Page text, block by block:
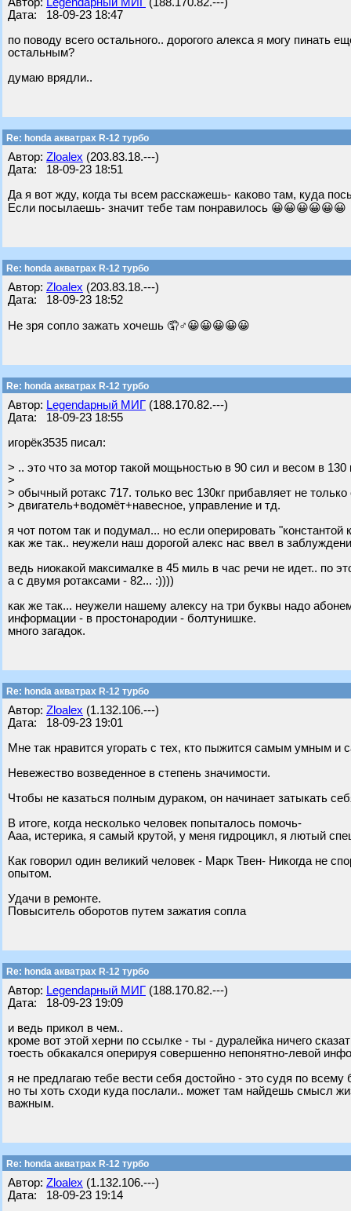
Дата: 18-09-23 18:47
по поводу всего остального.. дорогого алекса я могу пинать
остальным?
думаю врядли..
Re: honda акватрах R-12 турбо
Автор: Zloalex (203.83.18.---)
Дата: 18-09-23 18:51
Да я вот жду, когда ты всем расскажешь- каково там, куда
Если посылаешь- значит тебе там понравилось 😀😀😀😀😀😀
Re: honda акватрах R-12 турбо
Автор: Zloalex (203.83.18.---)
Дата: 18-09-23 18:52
Не зря сопло зажать хочешь 🤦♂😀😀😀😀😀
Re: honda акватрах R-12 турбо
Автор: Legendарный МИГ (188.170.82.---)
Дата: 18-09-23 18:55
игорёк3535 писал:
> .. это что за мотор такой мощьностью в 90 сил и весом в 130
>
> обычный ротакс 717. только вес 130кг прибавляет не только
> двигатель+водомёт+навесное, управление и тд.
я чот потом так и подумал... но если оперировать
как же так.. неужели наш дорогой алекс нас ввел в
ведь ниокакой максималке в 45 миль в час речи не идет.. по
а с двумя ротаксами - 82... :))))
как же так... неужели нашему алексу на три буквы надо
информации - в простонародии - болтунишке.
много загадок.
Re: honda акватрах R-12 турбо
Автор: Zloalex (1.132.106.---)
Дата: 18-09-23 19:01
Мне так нравится угорать с тех, кто пыжится самым умным
Невежество возведенное в степень значимости.
Чтобы не казаться полным дураком, он начинает затыкать
В итоге, когда несколько человек попыталось помочь-
Ааа, истерика, я самый крутой, у меня гидроцикл, я лютый
Как говорил один великий человек - Марк Твен- Никогда не
опытом.
Удачи в ремонте.
Повыситель оборотов путем зажатия сопла
Re: honda акватрах R-12 турбо
Автор: Legendарный МИГ (188.170.82.---)
Дата: 18-09-23 19:09
и ведь прикол в чем..
кроме вот этой херни по ссылке - ты - дуралейка ничего
тоесть обкакался оперируя совершенно непонятно-левой
я не предлагаю тебе вести себя достойно - это судя по
но ты хоть сходи куда послали.. может там найдешь смысл
важным.
Re: honda акватрах R-12 турбо
Автор: Zloalex (1.132.106.---)
Дата: 18-09-23 19:14